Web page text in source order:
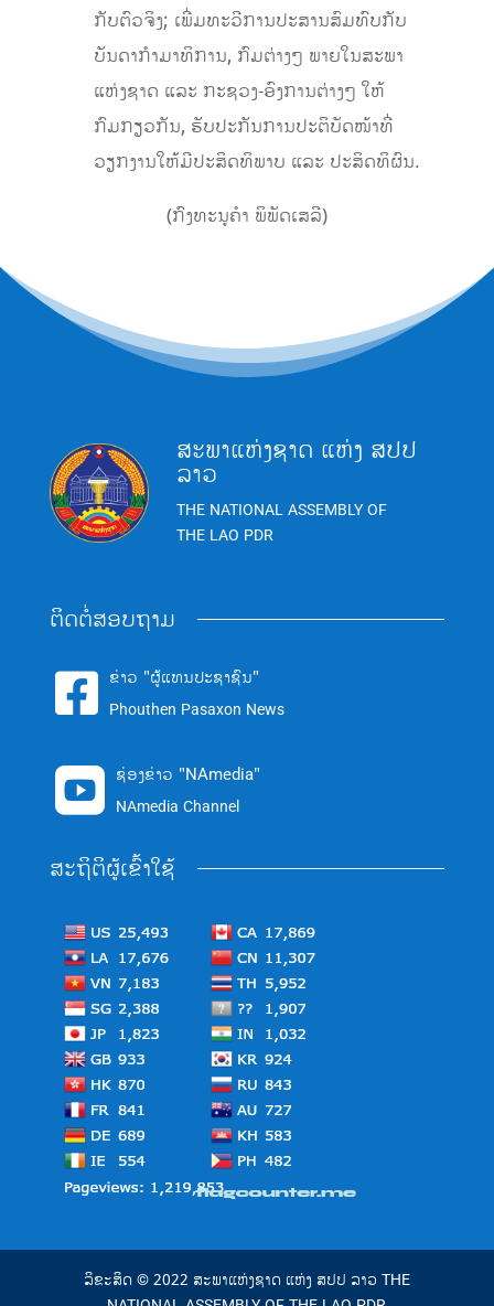
ກັບຕົວຈິງ; ເພີ່ມທະວີການປະສານສົມທົບກັບ
ບັນດາກຳມາທິການ, ກົມຕ່າງໆ ພາຍໃນສະພາ
ແຫ່ງຊາດ ແລະ ກະຊວງ-ອົງການຕ່າງໆ ໃຫ້
ກົມກຽວກັນ, ຮັບປະກັນການປະຕິບັດໜ້າທີ່
ວຽກງານໃຫ້ມີປະສິດທິພາບ ແລະ ປະສິດທິຜົນ.
(ກົງທະນູຄຳ ພິພັດເສລີ)
ສະພາແຫ່ງຊາດ ແຫ່ງ ສປປ
ລາວ
THE NATIONAL ASSEMBLY OF
THE LAO PDR
ຕິດຕໍ່ສອບຖາມ
 ຂ່າວ "ຜູ້ແທນປະຊາຊົນ"
Phouthen Pasaxon News
 ຊ່ອງຂ່າວ "NAmedia"
NAmedia Channel
ສະຖິຕິຜູ້ເຂົ້າໃຊ້
ລິຂະສິດ © 2022 ສະພາແຫ່ງຊາດ ແຫ່ງ ສປປ ລາວ THE